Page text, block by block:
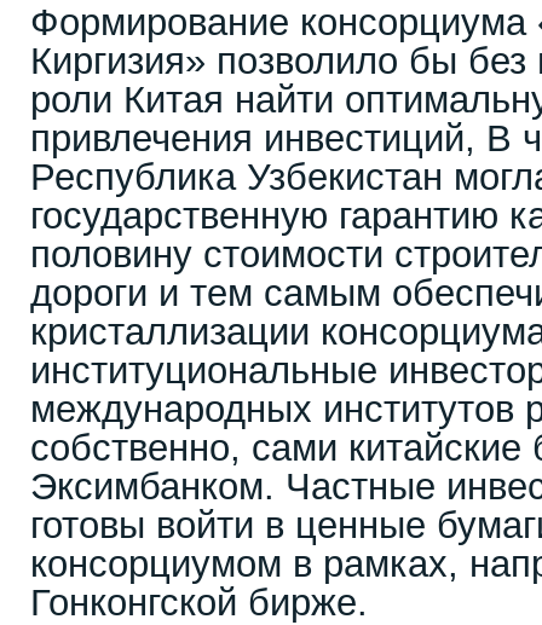
Формирование консорциума
Киргизия» позволило бы без
роли Китая найти
привлечения инвестиций, В
Республика Узбекистан
государственную гарантию
половину стоимости
дороги и тем самым
кристаллизации
институциональные
международных институтов
собственно, сами китайские
Эксимбанком. Частные
готовы войти в ценные
консорциумом в рамках,
Гонконгской бирже.